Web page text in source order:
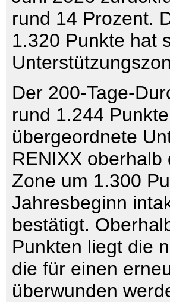
rund 14 Prozent.
1.320 Punkte hat
Der 200-Tage-
rund 1.244
übergeordnete
RENIXX
Zone um 1.300
Jahresbeginn
bestätigt.
Punkten liegt die
die für einen
überwunden